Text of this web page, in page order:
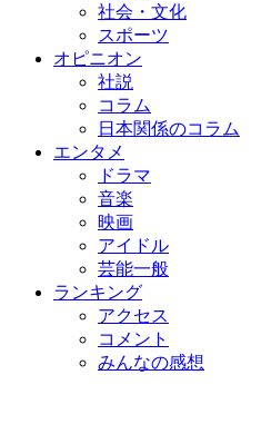
社会・文化
スポーツ
オピニオン
社説
コラム
日本関係のコラム
エンタメ
ドラマ
音楽
映画
アイドル
芸能一般
ランキング
アクセス
コメント
みんなの感想